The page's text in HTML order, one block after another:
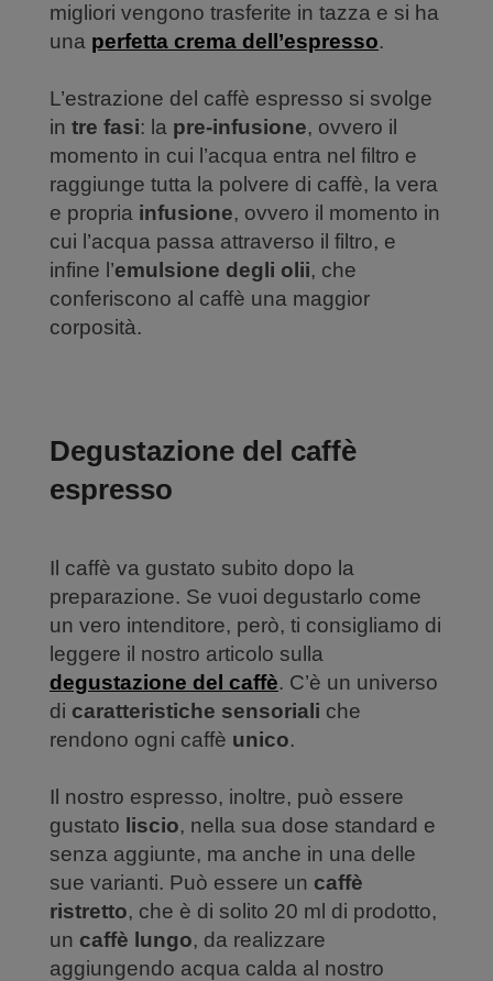
migliori vengono trasferite in tazza e si ha
una perfetta crema dell’espresso.
L’estrazione del caffè espresso si svolge
in tre fasi: la pre-infusione, ovvero il
momento in cui l’acqua entra nel filtro e
raggiunge tutta la polvere di caffè, la vera
e propria infusione, ovvero il momento in
cui l’acqua passa attraverso il filtro, e
infine l’emulsione degli olii, che
conferiscono al caffè una maggior
corposità.
Degustazione del caffè
espresso
Il caffè va gustato subito dopo la
preparazione. Se vuoi degustarlo come
un vero intenditore, però, ti consigliamo di
leggere il nostro articolo sulla
degustazione del caffè. C’è un universo
di caratteristiche sensoriali che
rendono ogni caffè unico.
Il nostro espresso, inoltre, può essere
gustato liscio, nella sua dose standard e
senza aggiunte, ma anche in una delle
sue varianti. Può essere un caffè
ristretto, che è di solito 20 ml di prodotto,
un caffè lungo, da realizzare
aggiungendo acqua calda al nostro